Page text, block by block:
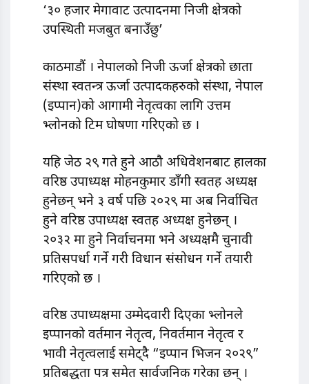
‘३० हजार मेगावाट उत्पादनमा निजी क्षेत्रको
उपस्थिती मजबुत बनाउँछु’
काठमाडौं । नेपालको निजी ऊर्जा क्षेत्रको छाता
संस्था स्वतन्त्र ऊर्जा उत्पादकहरुको संस्था, नेपाल
(इप्पान)को आगामी नेतृत्वका लागि उत्तम
भ्लोनको टिम घोषणा गरिएको छ ।
यहि जेठ २९ गते हुने आठौ अधिवेशनबाट हालका
वरिष्ठ उपाध्यक्ष मोहनकुमार डाँगी स्वतह अध्यक्ष
हुनेछन् भने ३ वर्ष पछि २०२९ मा अब निर्वाचित
हुने वरिष्ठ उपाध्यक्ष स्वतह अध्यक्ष हुनेछन् ।
२०३२ मा हुने निर्वाचनमा भने अध्यक्षमै चुनावी
प्रतिसपर्धा गर्ने गरी विधान संसोधन गर्ने तयारी
गरिएको छ ।
वरिष्ठ उपाध्यक्षमा उम्मेदवारी दिएका भ्लोनले
इप्पानको वर्तमान नेतृत्व, निवर्तमान नेतृत्व र
भावी नेतृत्वलाई समेट्दै “इप्पान भिजन २०२९”
प्रतिबद्धता पत्र समेत सार्वजनिक गरेका छन् ।